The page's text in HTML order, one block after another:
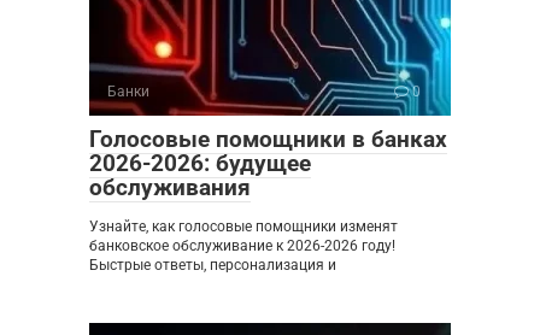
Банки 0
Голосовые помощники в банках
2026-2026: будущее
обслуживания
Узнайте, как голосовые помощники изменят
банковское обслуживание к 2026-2026 году!
Быстрые ответы, персонализация и